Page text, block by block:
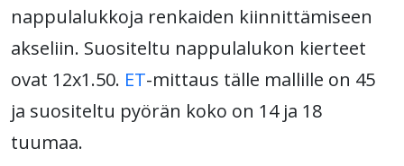
nappulalukkoja renkaiden kiinnittämiseen
akseliin. Suositeltu nappulalukon kierteet
ovat 12x1.50. ET-mittaus tälle mallille on 45
ja suositeltu pyörän koko on 14 ja 18
tuumaa.